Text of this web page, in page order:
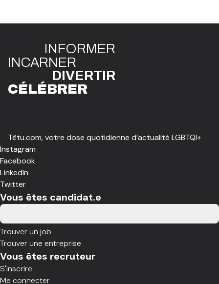
INFORMER
INCARNER
DIVERTIR
CÉLÉBRER
Têtu.com, votre dose quotidienne d’actualité LGBTQI+
Instagram
Facebook
LinkedIn
Twitter
Vous êtes candidat.e
Trouver un job
Trouver une entreprise
Vous êtes recruteur
S'inscrire
Me connecter